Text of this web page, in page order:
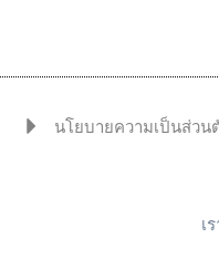
นโยบายความเป็นส่วน
เ